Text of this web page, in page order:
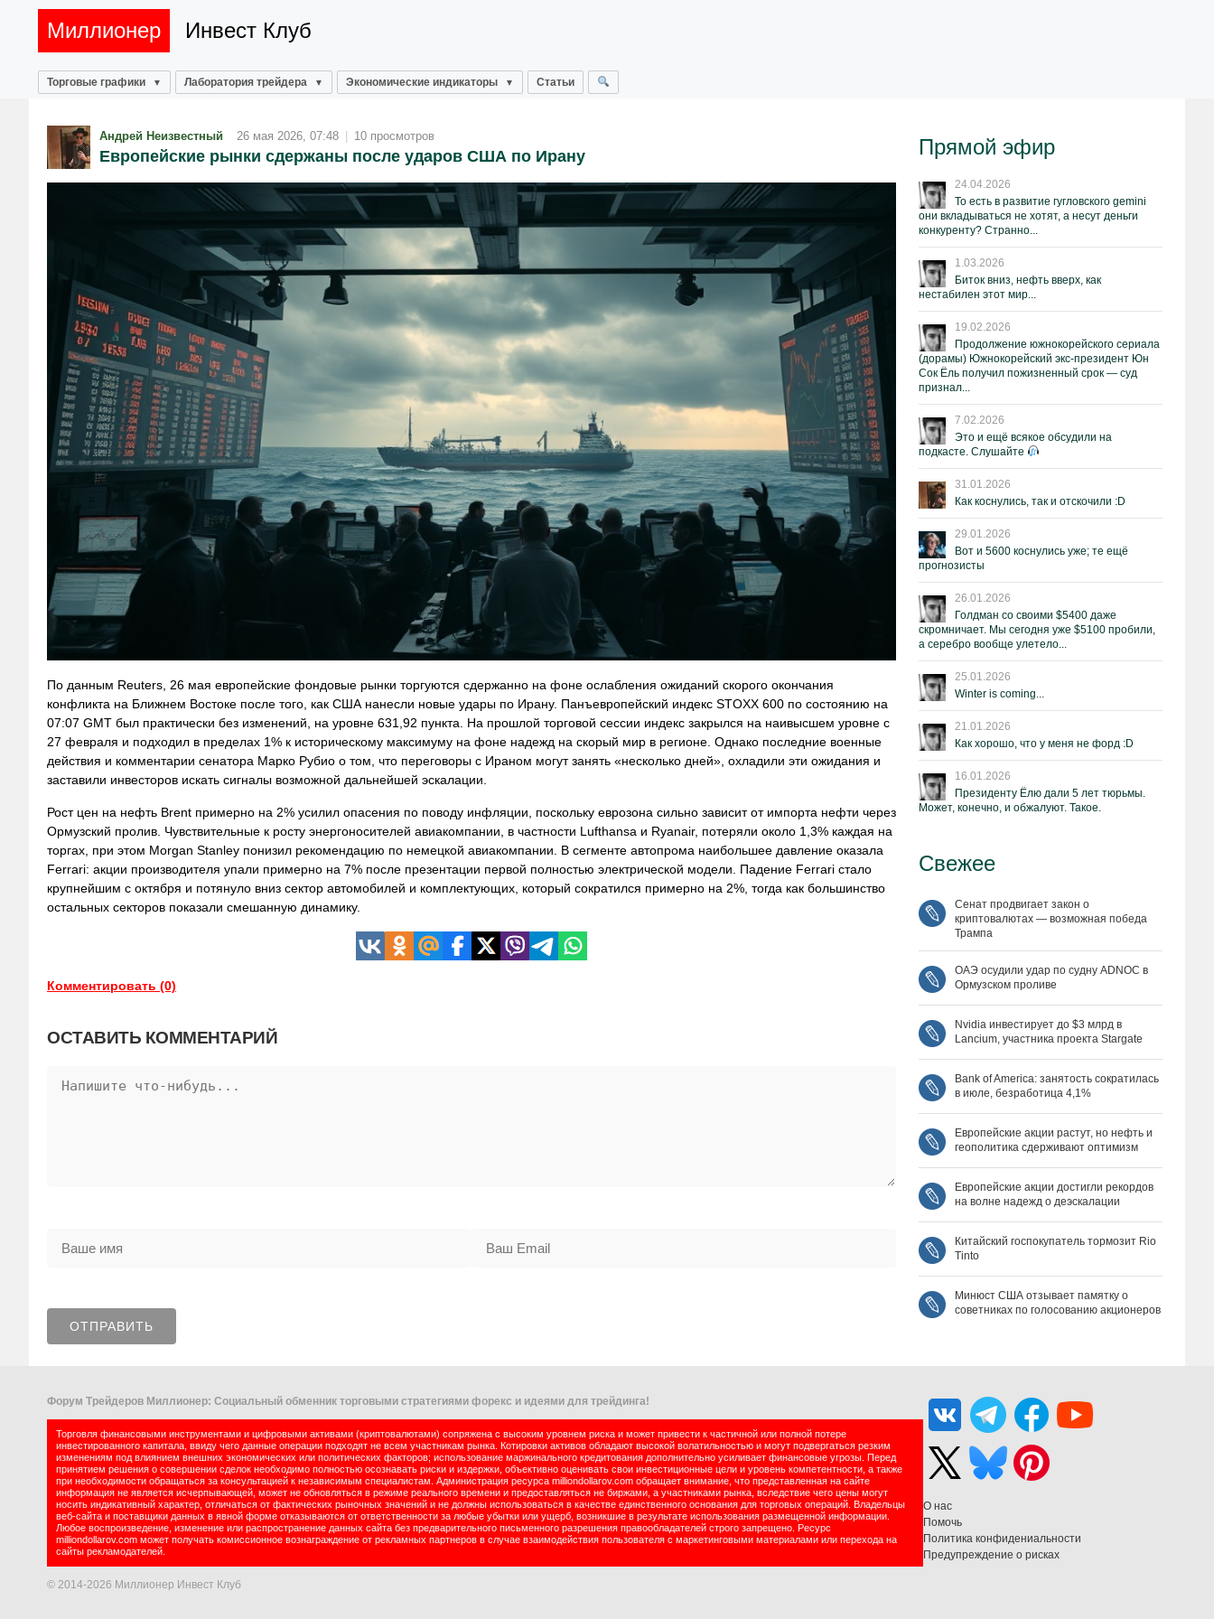
Миллионер Инвест Клуб
Торговые графики Лаборатория трейдера Экономические индикаторы Статьи
Андрей Неизвестный 26 мая 2026, 07:48 | 10 просмотров
Европейские рынки сдержаны после ударов США по Ирану
По данным Reuters, 26 мая европейские фондовые рынки торгуются сдержанно на фоне ослабления ожиданий скорого окончания
конфликта на Ближнем Востоке после того, как США нанесли новые удары по Ирану. Панъевропейский индекс STOXX 600 по состоянию на
07:07 GMT был практически без изменений, на уровне 631,92 пункта. На прошлой торговой сессии индекс закрылся на наивысшем уровне с
27 февраля и подходил в пределах 1% к историческому максимуму на фоне надежд на скорый мир в регионе. Однако последние военные
действия и комментарии сенатора Марко Рубио о том, что переговоры с Ираном могут занять «несколько дней», охладили эти ожидания и
заставили инвесторов искать сигналы возможной дальнейшей эскалации.
Рост цен на нефть Brent примерно на 2% усилил опасения по поводу инфляции, поскольку еврозона сильно зависит от импорта нефти через
Ормузский пролив. Чувствительные к росту энергоносителей авиакомпании, в частности Lufthansa и Ryanair, потеряли около 1,3% каждая на
торгах, при этом Morgan Stanley понизил рекомендацию по немецкой авиакомпании. В сегменте автопрома наибольшее давление оказала
Ferrari: акции производителя упали примерно на 7% после презентации первой полностью электрической модели. Падение Ferrari стало
крупнейшим с октября и потянуло вниз сектор автомобилей и комплектующих, который сократился примерно на 2%, тогда как большинство
остальных секторов показали смешанную динамику.
Комментировать (0)
ОСТАВИТЬ КОММЕНТАРИЙ
Прямой эфир
24.04.2026
То есть в развитие гугловского gemini
они вкладываться не хотят, а несут деньги
конкуренту? Странно...
1.03.2026
Биток вниз, нефть вверх, как
нестабилен этот мир...
19.02.2026
Продолжение южнокорейского сериала
(дорамы) Южнокорейский экс-президент Юн
Сок Ёль получил пожизненный срок — суд
признал...
7.02.2026
Это и ещё всякое обсудили на
подкасте. Слушайте
31.01.2026
Как коснулись, так и отскочили :D
29.01.2026
Вот и 5600 коснулись уже; те ещё
прогнозисты
26.01.2026
Голдман со своими $5400 даже
скромничает. Мы сегодня уже $5100 пробили,
а серебро вообще улетело...
25.01.2026
Winter is coming...
21.01.2026
Как хорошо, что у меня не форд :D
16.01.2026
Президенту Ёлю дали 5 лет тюрьмы.
Может, конечно, и обжалуют. Такое.
Свежее
Сенат продвигает закон о
криптовалютах — возможная победа
Трампа
ОАЭ осудили удар по судну ADNOC в
Ормузском проливе
Nvidia инвестирует до $3 млрд в
Lancium, участника проекта Stargate
Bank of America: занятость сократилась
в июле, безработица 4,1%
Европейские акции растут, но нефть и
геополитика сдерживают оптимизм
Европейские акции достигли рекордов
на волне надежд о деэскалации
Китайский госпокупатель тормозит Rio
Tinto
Минюст США отзывает памятку о
советниках по голосованию акционеров
Форум Трейдеров Миллионер: Социальный обменник торговыми стратегиями форекс и идеями для трейдинга!
Торговля финансовыми инструментами и цифровыми активами (криптовалютами) сопряжена с высоким уровнем риска и может привести к частичной или полной потере
инвестированного капитала, ввиду чего данные операции подходят не всем участникам рынка. Котировки активов обладают высокой волатильностью и могут подвергаться резким
изменениям под влиянием внешних экономических или политических факторов; использование маржинального кредитования дополнительно усиливает финансовые угрозы. Перед
принятием решения о совершении сделок необходимо полностью осознавать риски и издержки, объективно оценивать свои инвестиционные цели и уровень компетентности, а также
при необходимости обращаться за консультацией к независимым специалистам. Администрация ресурса milliondollarov.com обращает внимание, что представленная на сайте
информация не является исчерпывающей, может не обновляться в режиме реального времени и предоставляться не биржами, а участниками рынка, вследствие чего цены могут
носить индикативный характер, отличаться от фактических рыночных значений и не должны использоваться в качестве единственного основания для торговых операций. Владельцы
веб-сайта и поставщики данных в явной форме отказываются от ответственности за любые убытки или ущерб, возникшие в результате использования размещенной информации.
Любое воспроизведение, изменение или распространение данных сайта без предварительного письменного разрешения правообладателей строго запрещено. Ресурс
milliondollarov.com может получать комиссионное вознаграждение от рекламных партнеров в случае взаимодействия пользователя с маркетинговыми материалами или перехода на
сайты рекламодателей.
О нас
Помочь
Политика конфидениальности
Предупреждение о рисках
© 2014-2026 Миллионер Инвест Клуб